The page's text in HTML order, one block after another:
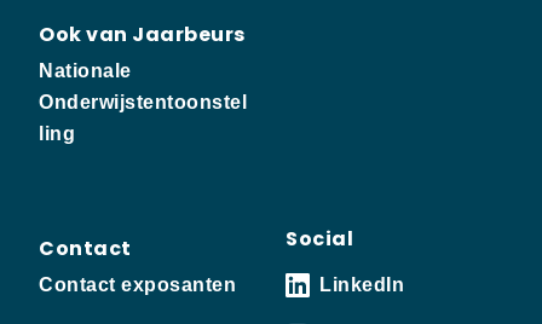
Ook van Jaarbeurs
Nationale
Onderwijstentoonstel
ling
Contact
Contact exposanten
Social
LinkedIn